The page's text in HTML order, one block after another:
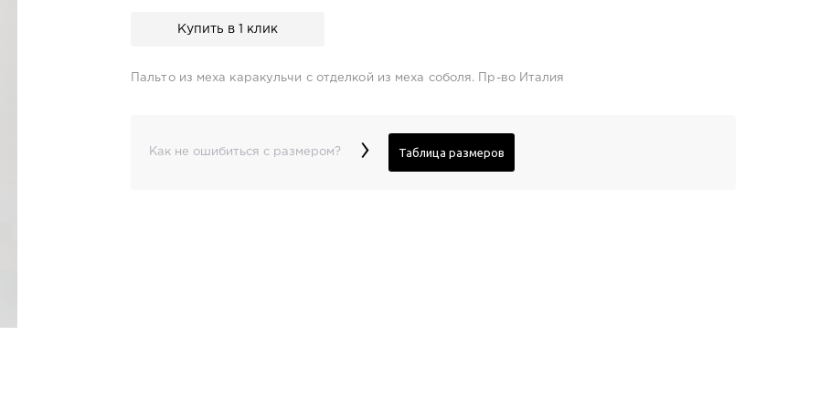
Купить в 1 клик
Пальто из меха каракульчи с отделкой из меха соболя. Пр-во Италия
Как не ошибиться с размером? › Таблица размеров